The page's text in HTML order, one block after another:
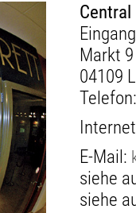
Markt 9
04109
Telefon:
E-Mail:
siehe
siehe